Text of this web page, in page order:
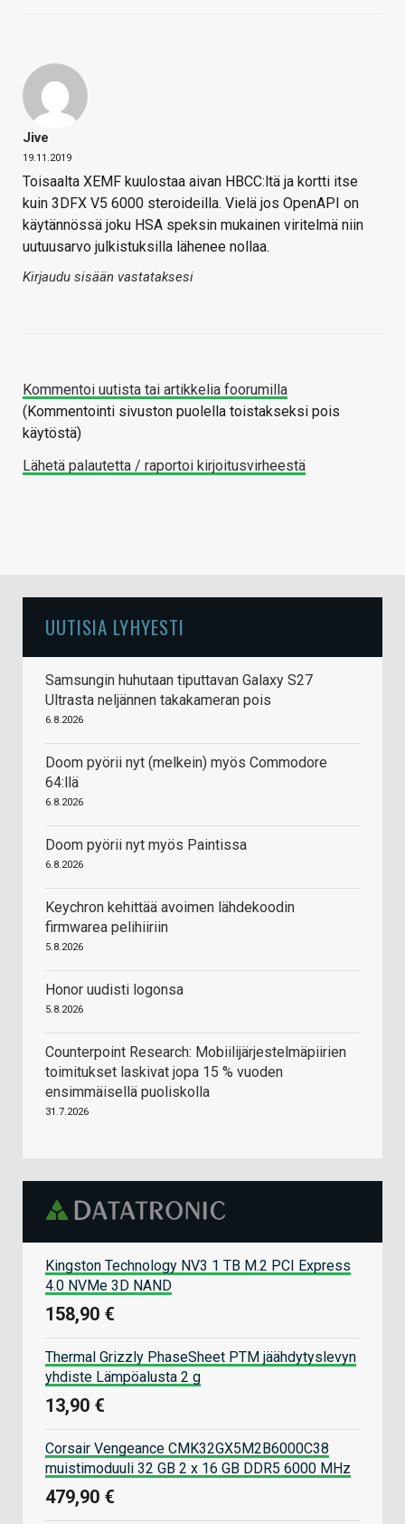
Jive
19.11.2019
Toisaalta XEMF kuulostaa aivan HBCC:ltä ja kortti itse
kuin 3DFX V5 6000 steroideilla. Vielä jos OpenAPI on
käytännössä joku HSA speksin mukainen viritelmä niin
uutuusarvo julkistuksilla lähenee nollaa.
Kirjaudu sisään vastataksesi
Kommentoi uutista tai artikkelia foorumilla
(Kommentointi sivuston puolella toistakseksi pois
käytöstä)
Lähetä palautetta / raportoi kirjoitusvirheestä
UUTISIA LYHYESTI
Samsungin huhutaan tiputtavan Galaxy S27
Ultrasta neljännen takakameran pois
6.8.2026
Doom pyörii nyt (melkein) myös Commodore
64:llä
6.8.2026
Doom pyörii nyt myös Paintissa
6.8.2026
Keychron kehittää avoimen lähdekoodin
firmwarea pelihiiriin
5.8.2026
Honor uudisti logonsa
5.8.2026
Counterpoint Research: Mobiilijärjestelmäpiirien
toimitukset laskivat jopa 15 % vuoden
ensimmäisellä puoliskolla
31.7.2026
Kingston Technology NV3 1 TB M.2 PCI Express
4.0 NVMe 3D NAND
158,90 €
Thermal Grizzly PhaseSheet PTM jäähdytyslevyn
yhdiste Lämpöalusta 2 g
13,90 €
Corsair Vengeance CMK32GX5M2B6000C38
muistimoduuli 32 GB 2 x 16 GB DDR5 6000 MHz
479,90 €